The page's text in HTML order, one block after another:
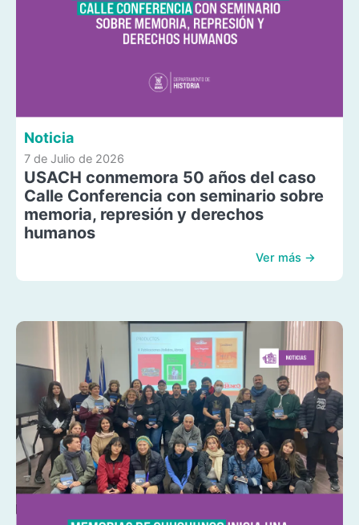
Noticia
7 de Julio de 2026
USACH conmemora 50 años del caso
Calle Conferencia con seminario sobre
memoria, represión y derechos
humanos
Ver más →